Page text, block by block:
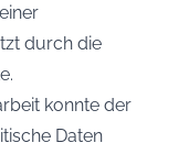
durch die
konnte der
Daten